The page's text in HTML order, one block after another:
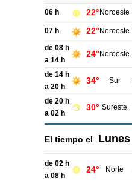
06 h 22° Noroeste
07 h 22° Noroeste
de 08 h
a 14 h
24° Noroeste
de 14 h
a 20 h
34° Sur
de 20 h
a 02 h
30° Sureste
El tiempo el Lunes
de 02 h
a 08 h
24° Norte